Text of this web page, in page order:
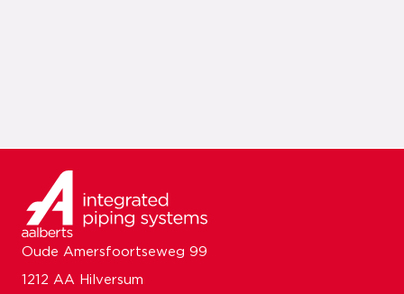
Oude Amersfoortseweg 99
1212 AA Hilversum